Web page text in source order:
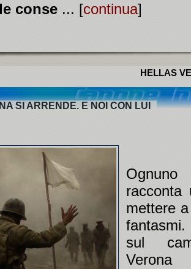
conse ... [continua]
HELLAS
SI ARRENDE. E NOI CON LUI
racconta
mettere
sul